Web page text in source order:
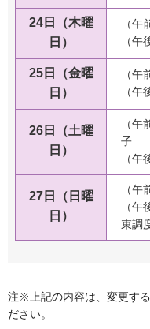
24日（木曜
日）
（
（
25日（金曜
日）
（
（
26日（土曜
日）
（
子
（
27日（日曜
日）
（
（
束調
注※上記の内容は、変更す
ださい。